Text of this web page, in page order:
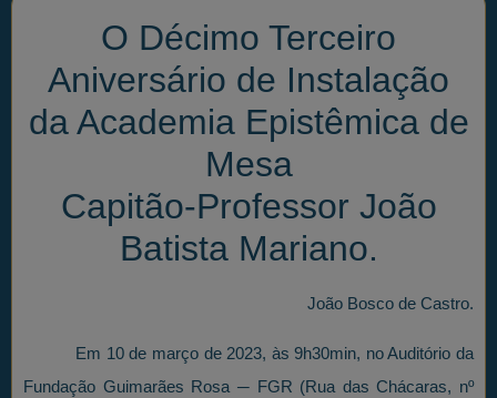
O Décimo Terceiro
Aniversário de Instalação
da Academia Epistêmica de
Mesa
Capitão-Professor João
Batista Mariano.
João Bosco de Castro.
Em 10 de março de 2023, às 9h30min, no Auditório da
Fundação Guimarães Rosa ─ FGR (Rua das Chácaras, nº